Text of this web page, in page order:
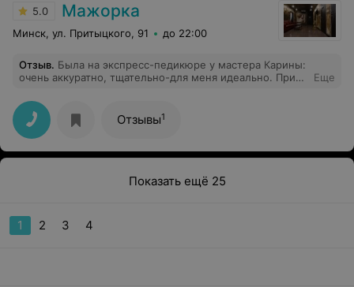
5.0 Мажорка
Минск, ул. Притыцкого, 91 до 22:00
Отзыв. Была на экспресс-педикюре у мастера Карины:
очень аккуратно, тщательно-для меня идеально. При
красивый(салонный, а не парикмахерской)
Еще
Отзывы1
Показать ещё 25
1 2 3 4